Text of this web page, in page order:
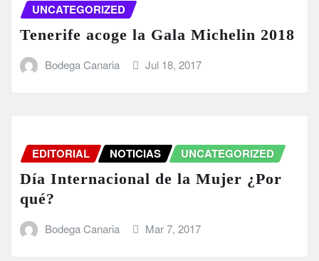
UNCATEGORIZED
Tenerife acoge la Gala Michelin 2018
Bodega Canaria Jul 18, 2017
EDITORIAL NOTICIAS UNCATEGORIZED
Día Internacional de la Mujer ¿Por
qué?
Bodega Canaria Mar 7, 2017